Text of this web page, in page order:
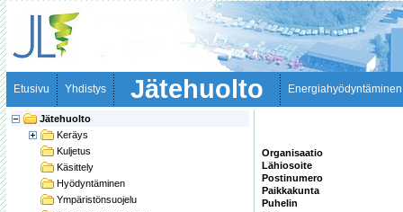
Etusivu Yhdistys Jätehuolto Energiahyödyntäminen
Jätehuolto
Keräys
Kuljetus
Käsittely
Hyödyntäminen
Ympäristönsuojelu
Organisaatio
Lähiosoite
Postinumero
Paikkakunta
Puhelin